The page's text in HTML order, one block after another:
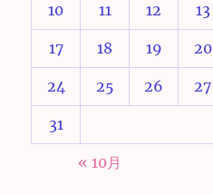
10 11 12 13
17 18 19 20
24 25 26 27
31
« 10月